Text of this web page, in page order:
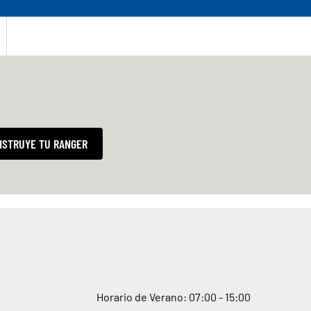
TU RANGER
Horario de Verano: 07:00 - 15:00